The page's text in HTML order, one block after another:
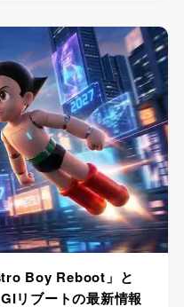
Boy Reboot」と
リブートの最新情報